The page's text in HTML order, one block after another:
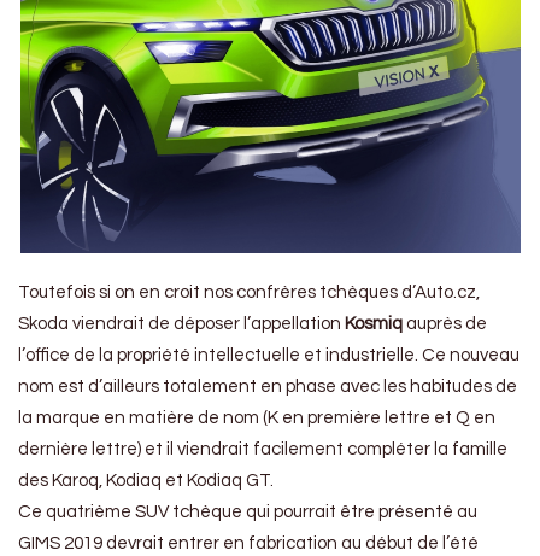
Toutefois si on en croit nos confrères tchèques d’Auto.cz,
Skoda viendrait de déposer l’appellation Kosmiq auprès de
l’office de la propriété intellectuelle et industrielle. Ce nouveau
nom est d’ailleurs totalement en phase avec les habitudes de
la marque en matière de nom (K en première lettre et Q en
dernière lettre) et il viendrait facilement compléter la famille
des Karoq, Kodiaq et Kodiaq GT.
Ce quatrième SUV tchèque qui pourrait être présenté au
GIMS 2019 devrait entrer en fabrication au début de l’été